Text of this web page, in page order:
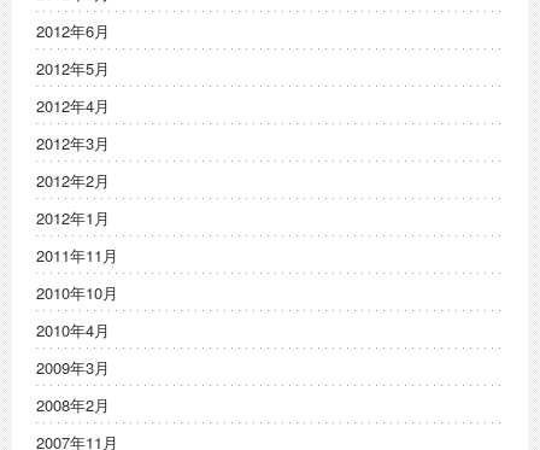
2012年6月
2012年5月
2012年4月
2012年3月
2012年2月
2012年1月
2011年11月
2010年10月
2010年4月
2009年3月
2008年2月
2007年11月